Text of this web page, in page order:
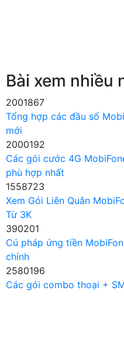
Bài xem nhiều
2001867
Tổng hợp các đầu số
mới
2000192
Các gói cước 4G
phù hợp nhất
1558723
Xem Gói Liên Quân
Từ 3K
390201
Cú pháp ứng tiền
chính
2580196
Các gói combo thoại +